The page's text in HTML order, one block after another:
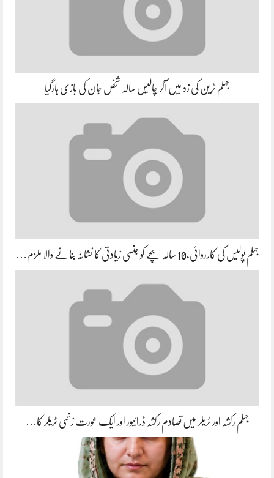
جہلم ٹرین کی زد میں آکر چالیس سالہ شخص جان کی بازی ہارگیا
جہلم پولیس کی کارروائی،10 سالہ بچے کو جنسی زیادتی کا نشانہ بنانے والا ملزم…
جہلم رکشہ اور ٹریلر میں تصادم رکشہ ڈرائیور اور ایک عورت زخمی ٹریلر کا…